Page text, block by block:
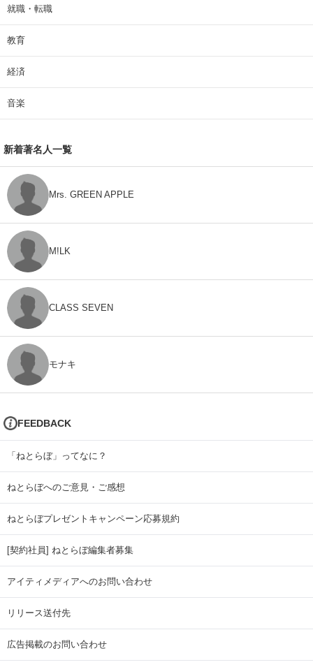
就職・転職
教育
経済
音楽
新着著名人一覧
Mrs. GREEN APPLE
M!LK
CLASS SEVEN
モナキ
FEEDBACK
「ねとらぼ」ってなに？
ねとらぼへのご意見・ご感想
ねとらぼプレゼントキャンペーン応募規約
[契約社員] ねとらぼ編集者募集
アイティメディアへのお問い合わせ
リリース送付先
広告掲載のお問い合わせ